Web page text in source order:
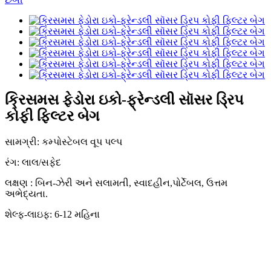
ક્રિસમસ ફેડોરા ઇકો-ફ્રેન્ડલી સૉસર ડ્રિપ
કોફી ફિલ્ટર બેગ
સામગ્રી: કમ્પોસ્ટેબલ વૂપ પલ્પ
રંગ: લાલ/સફેદ
લક્ષણ : બિન-ઝેરી અને સલામતી, સ્વાદહીન,પોર્ટેબલ, ઉત્તમ
અભેદ્યતા.
શેલ્ફ-લાઇફ: 6-12 મહિના